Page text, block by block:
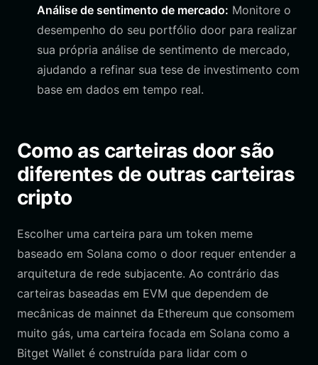
Análise de sentimento de mercado: Monitore o
desempenho do seu portfólio door para realizar
sua própria análise de sentimento de mercado,
ajudando a refinar sua tese de investimento com
base em dados em tempo real.
Como as carteiras door são
diferentes de outras carteiras
cripto
Escolher uma carteira para um token meme
baseado em Solana como o door requer entender a
arquitetura de rede subjacente. Ao contrário das
carteiras baseadas em EVM que dependem de
mecânicas de mainnet da Ethereum que consomem
muito gás, uma carteira focada em Solana como a
Bitget Wallet é construída para lidar com o